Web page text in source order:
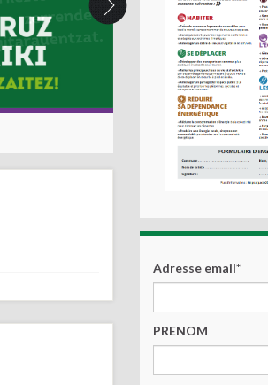
Adresse email*
PRENOM